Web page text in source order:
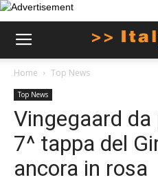
Home Top News
Top News
Vingegaard da
7^ tappa del
ancora in rosa